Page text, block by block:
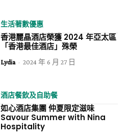
生活著數優惠
香港麗晶酒店榮獲 2024 年亞太區
「香港最佳酒店」殊榮
Lydia - 2024 年 6 月 27 日
酒店餐飲及自助餐
如心酒店集團 仲夏限定滋味
Savour Summer with Nina
Hospitality